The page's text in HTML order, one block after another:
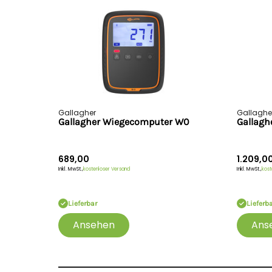
Gallagher
Gallagher Wiegecomputer W0
689,00
Inkl. MwSt.,kostenloser Versand
Lieferbar
Ansehen
Inkl. MwSt.,